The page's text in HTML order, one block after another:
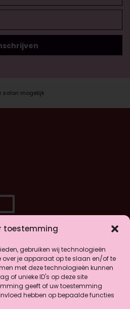
toestemming
gebruiken wij technologieën
je apparaat op te slaan en/of te
met deze technologieën kunnen
of unieke ID's op deze site
geeft of uw toestemming
hebben op bepaalde functies
mogelijk